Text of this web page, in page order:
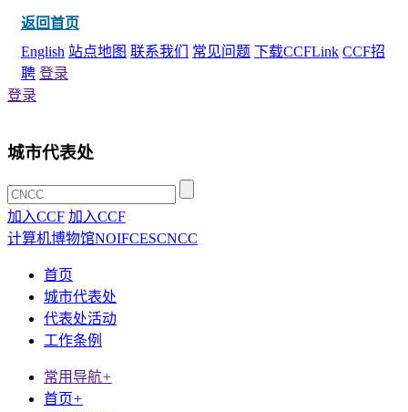
返回首页
English 站点地图 联系我们 常见问题 下载CCFLink CCF招
聘 登录
登录
城市代表处
加入CCF 加入CCF
计算机博物馆NOIFCESCNCC
首页
城市代表处
代表处活动
工作条例
常用导航+
首页+